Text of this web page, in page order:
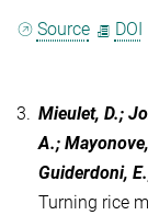
Source DOI
3. Mieulet, D.;
A.;
Guiderdoni,
Turning rice